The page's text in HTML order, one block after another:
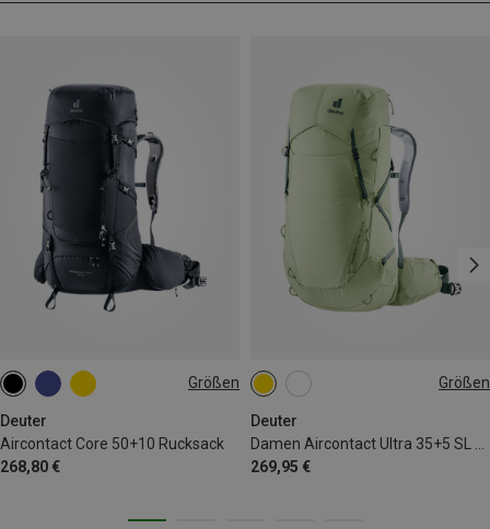
Größen
Deuter
Aircontact Core 50+10 Rucksack
268,80 €
50+10L Größen
Deuter
269,95 €
35+5L